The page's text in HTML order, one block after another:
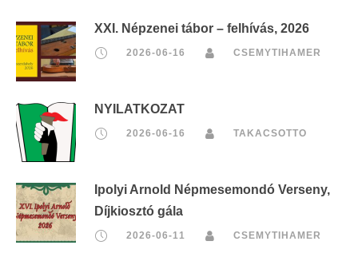
XXI. Népzenei tábor – felhívás, 2026
2026-06-16 CSEMYTIHAMER
NYILATKOZAT
2026-06-16 TAKACSOTTO
Ipolyi Arnold Népmesemondó Verseny,
Díjkiosztó gála
2026-06-11 CSEMYTIHAMER